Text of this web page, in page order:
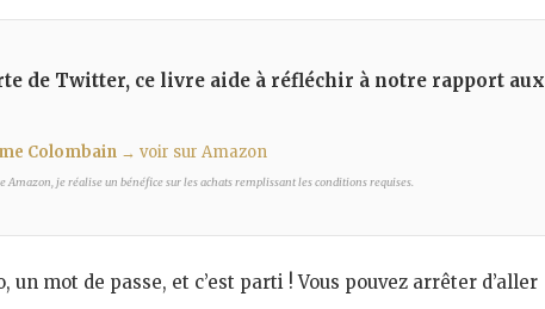
de Twitter, ce livre aide à réfléchir à notre rapport aux
Colombain → voir sur Amazon
je réalise un bénéfice sur les achats remplissant les conditions requises.
un mot de passe, et c’est parti ! Vous pouvez arrêter d’aller